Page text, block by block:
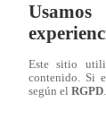
Este sitio
contenido. Si
según el RGPD.